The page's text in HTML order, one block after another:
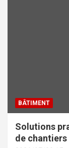
BÂTIMENT
Solutions
de chantiers